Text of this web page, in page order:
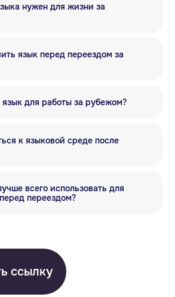
нужен для жизни за
язык перед переездом за
язык для работы за рубежом?
к языковой среде после
всего использовать для
переездом?
Контакты
info@anecole.com